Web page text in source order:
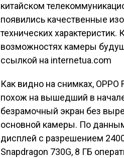
китайском
появились качественные
технических
возможностях камеры
ссылкой на internetua.com
Как видно на снимках,
похож на вышедший в
безрамочный экран без
основной камеры. По
дисплей с разрешением
Snapdragon 730G, 8 ГБ